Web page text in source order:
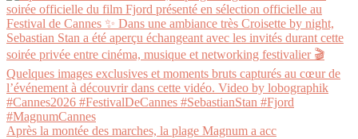
Après la montée des marches, la plage Magnum a acc